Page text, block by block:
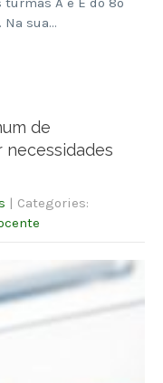
Na sua…
de
necessidades
| Categories: